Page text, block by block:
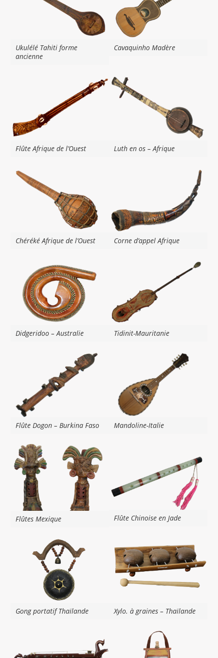
Ukulélé Tahiti forme
ancienne
Cavaquinho Madère
Flûte Afrique de l’Ouest Luth en os – Afrique
Chéréké Afrique de l’Ouest Corne d’appel Afrique
Didgeridoo – Australie Tidinit-Mauritanie
Flûte Dogon – Burkina Faso Mandoline-Italie
Flûtes Mexique Flûte Chinoise en Jade
Gong portatif Thaïlande Xylo. à graines – Thaïlande